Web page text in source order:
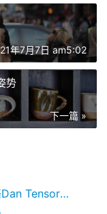
年7月7日 am5:02
势
下一篇 »
简单目标检测蒙古纳坎卷积神经网络Dan TensorFlow-Kera